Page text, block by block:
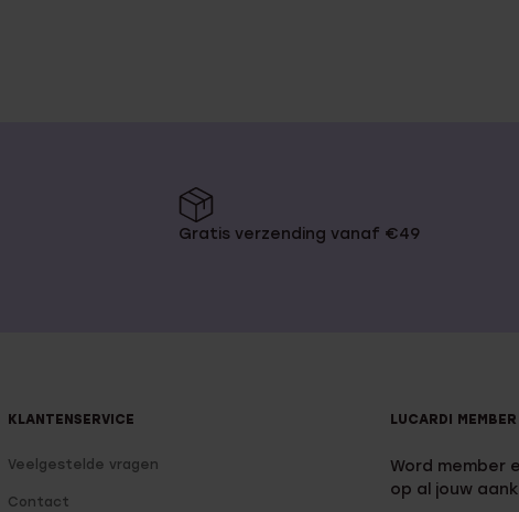
Gratis verzending vanaf €49
KLANTENSERVICE
Veelgestelde vragen
Contact
LUCARDI MEMBER
Word member
op al jouw